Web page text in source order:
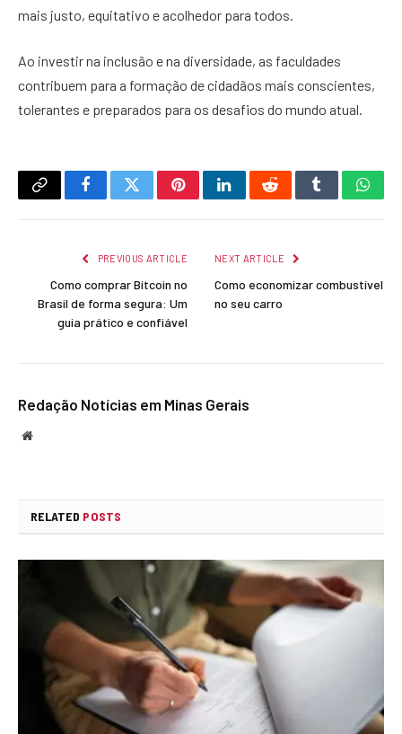
mais justo, equitativo e acolhedor para todos.
Ao investir na inclusão e na diversidade, as faculdades
contribuem para a formação de cidadãos mais conscientes,
tolerantes e preparados para os desafios do mundo atual.
Copy
FacebookTwitterPinterestLinkedInRedditTumblr
PREVIOUS ARTICLE
Como comprar Bitcoin no
Brasil de forma segura: Um
guia prático e confiável
NEXT ARTICLE
Como economizar combustível
no seu carro
Redação Notícias em Minas Gerais
Website
RELATED POSTS